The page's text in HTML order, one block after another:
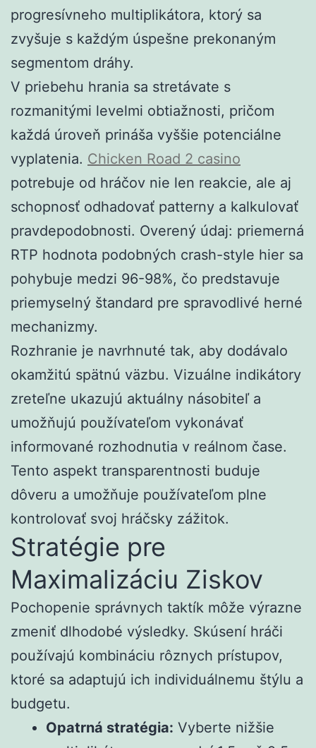
progresívneho multiplikátora, ktorý sa
zvyšuje s každým úspešne prekonaným
segmentom dráhy.
V priebehu hrania sa stretávate s
rozmanitými levelmi obtiažnosti, pričom
každá úroveň prináša vyššie potenciálne
vyplatenia. Chicken Road 2 casino
potrebuje od hráčov nie len reakcie, ale aj
schopnosť odhadovať patterny a kalkulovať
pravdepodobnosti. Overený údaj: priemerná
RTP hodnota podobných crash-style hier sa
pohybuje medzi 96-98%, čo predstavuje
priemyselný štandard pre spravodlivé herné
mechanizmy.
Rozhranie je navrhnuté tak, aby dodávalo
okamžitú spätnú väzbu. Vizuálne indikátory
zreteľne ukazujú aktuálny násobiteľ a
umožňujú používateľom vykonávať
informované rozhodnutia v reálnom čase.
Tento aspekt transparentnosti buduje
dôveru a umožňuje používateľom plne
kontrolovať svoj hráčsky zážitok.
Stratégie pre
Maximalizáciu Ziskov
Pochopenie správnych taktík môže výrazne
zmeniť dlhodobé výsledky. Skúsení hráči
používajú kombináciu rôznych prístupov,
ktoré sa adaptujú ich individuálnemu štýlu a
budgetu.
Opatrná stratégia: Vyberte nižšie